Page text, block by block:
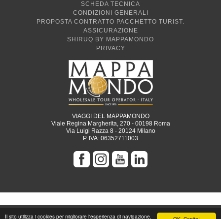
Il sito utilizza i cookies per migliorare l'esperienza di navigazione.
SCHEDA TECNICA
CONDIZIONI GENERALI
PROPOSTA CONTRATTO PACCHETTO TURIST.
ASSICURAZIONE
SHIRUQ BY MAPPAMONDO
PRIVACY
VIAGGI DEL MAPPAMONDO
Viale Regina Margherita, 270 - 00198 Roma
Via Luigi Razza 8 - 20124 Milano
P. IVA: 06352711003